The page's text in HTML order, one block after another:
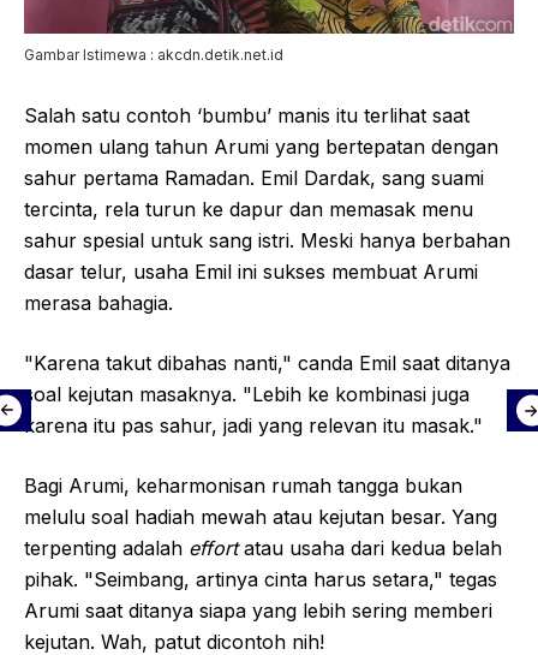
Gambar Istimewa : akcdn.detik.net.id
Salah satu contoh ‘bumbu’ manis itu terlihat saat
momen ulang tahun Arumi yang bertepatan dengan
sahur pertama Ramadan. Emil Dardak, sang suami
tercinta, rela turun ke dapur dan memasak menu
sahur spesial untuk sang istri. Meski hanya berbahan
dasar telur, usaha Emil ini sukses membuat Arumi
merasa bahagia.
"Karena takut dibahas nanti," canda Emil saat ditanya
soal kejutan masaknya. "Lebih ke kombinasi juga
karena itu pas sahur, jadi yang relevan itu masak."
Bagi Arumi, keharmonisan rumah tangga bukan
melulu soal hadiah mewah atau kejutan besar. Yang
terpenting adalah effortatau usaha dari kedua belah
pihak. "Seimbang, artinya cinta harus setara," tegas
Arumi saat ditanya siapa yang lebih sering memberi
kejutan. Wah, patut dicontoh nih!